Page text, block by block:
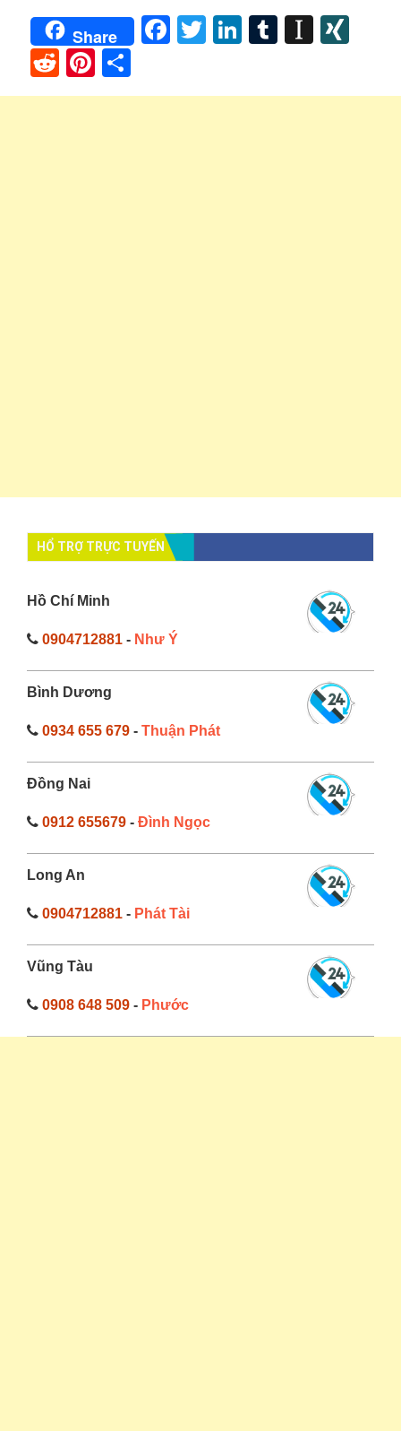
Share Facebook
TwitterLinkedIn
Tumblr
RedditPinterest
HỔ TRỢ TRỰC TUYẾN
Hồ Chí Minh
0904712881 - Như Ý
Bình Dương
0934 655 679 - Thuận Phát
Đồng Nai
0912 655679 - Đình Ngọc
Long An
0904712881 - Phát Tài
Vũng Tàu
0908 648 509 - Phước